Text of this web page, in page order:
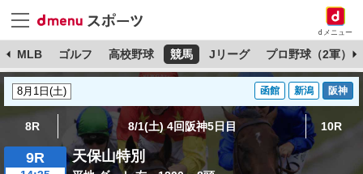
dメニュー
MLB ゴルフ 高校野球 競馬 Jリーグ プロ野球（2軍）
函館 新潟 阪神
8R 8/1(土) 4回阪神5日目 10R
9R 天保山特別